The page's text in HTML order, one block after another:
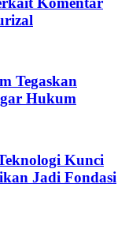
Tegaskan
Hukum
Kunci
Jadi Fondasi